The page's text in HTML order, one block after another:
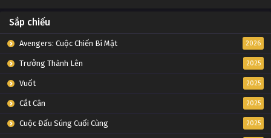
Sắp chiếu
Avengers: Cuộc Chiến Bí Mật 2026
Trưởng Thành Lên 2025
Vuốt 2025
Cắt Cân 2025
Cuộc Đấu Súng Cuối Cùng 2025